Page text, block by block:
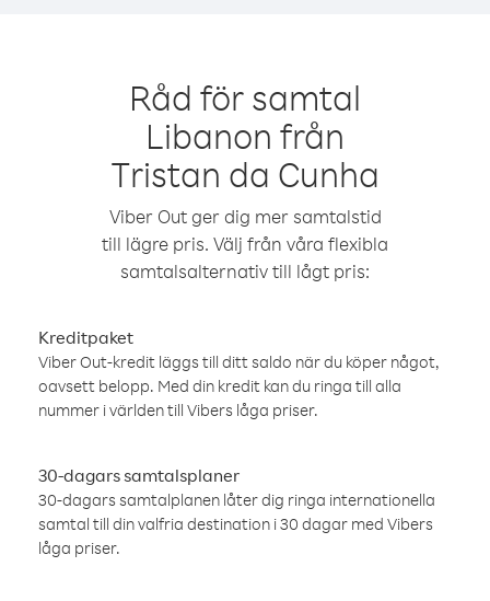
Råd för samtal
Libanon från
Tristan da Cunha
Viber Out ger dig mer samtalstid
till lägre pris. Välj från våra flexibla
samtalsalternativ till lågt pris:
Kreditpaket
Viber Out-kredit läggs till ditt saldo när du köper något,
oavsett belopp. Med din kredit kan du ringa till alla
nummer i världen till Vibers låga priser.
30-dagars samtalsplaner
30-dagars samtalplanen låter dig ringa internationella
samtal till din valfria destination i 30 dagar med Vibers
låga priser.